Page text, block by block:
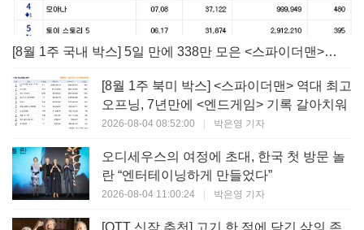
[8월 1주 국내 박스] 5일 만에 338만 모은 <스파이더맨> 극장가 235% 대반등, <호프>는 400만 돌파
[8월 1주 북미 박스] <스파이더맨> 역대 최고
오프닝, 7년만에 <엔드게임> 기록 갈아치워
2026-08-04 08:52:00 | 박은영 기자
오디세우스의 여정에 초대, 한국 첫 방문 놀
란 “엔터테이닝하게 만들었다”
2026-08-04 11:00:24 | 박은영 기자
[OTT 신작 추천] 고기 한 점에 담긴 삶의 존